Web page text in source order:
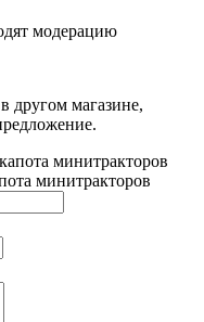
модерацию
другом магазине,
минитракторов